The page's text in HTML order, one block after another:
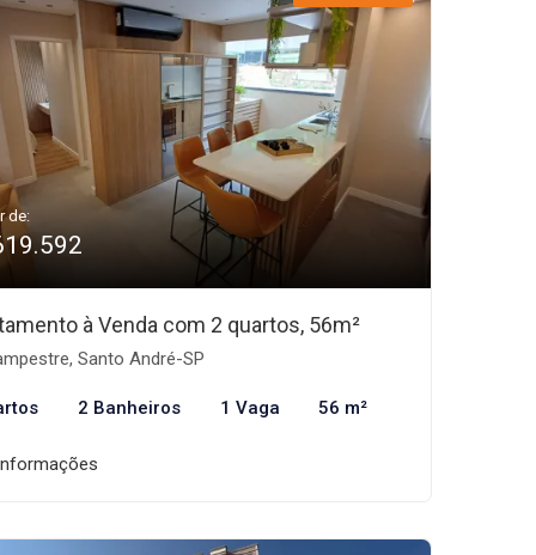
de:
à Venda com 2 quartos, 56m²
Santo André-SP
2 Banheiros 1 Vaga 56 m²